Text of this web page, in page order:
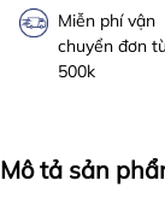
Miễn phí vận
chuyển đơn
500k
Mô tả sản